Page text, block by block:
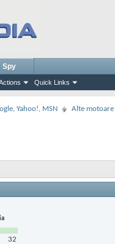
Quick Links
Spy
Yahoo!, MSN Alte
32